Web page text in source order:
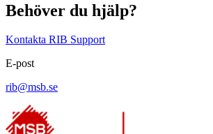
Behöver du hjälp?
Kontakta RIB Support
E-post
rib@msb.se